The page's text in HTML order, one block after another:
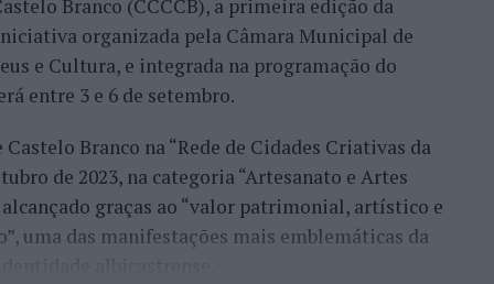
acabou eliminado pelo italiano Luciano
no quadro principal, iniciou a participação
Burruchaga, num encontro disputado em três
se na ronda inaugural. Rocha foi
Ferreira Silva discutiu a passagem à
Branco (CCCCB), a primeira edição da
organizada pela Câmara Municipal de
e Cultura, e integrada na programação do
entre 3 e 6 de setembro.
Branco na “Rede de Cidades Criativas da
de 2023, na categoria “Artesanato e Artes
graças ao “valor patrimonial, artístico e
uma das manifestações mais emblemáticas da